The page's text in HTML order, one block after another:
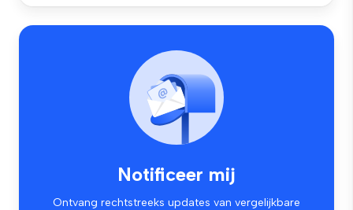
Notificeer mij
Ontvang rechtstreeks updates van vergelijkbare